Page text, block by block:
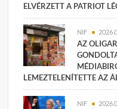
ELVÉRZETT A PATRIOT
NIF
AZ
LEMEZTELENÍTETTE AZ
NIF